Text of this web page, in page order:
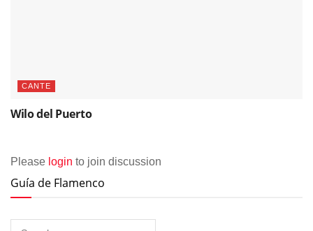
CANTE
Wilo del Puerto
Please login to join discussion
Guía de Flamenco